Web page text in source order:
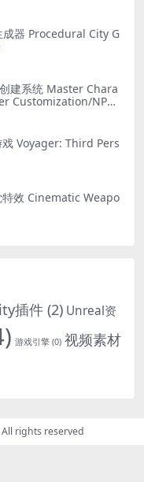
成器 Procedural City G
建系统 Master Chara
Customization/NPC
戏 Voyager: Third Pers
特效 Cinematic Weapo
插件 (2) Unreal资
游戏引擎 (0) 视频素材
rights reserved